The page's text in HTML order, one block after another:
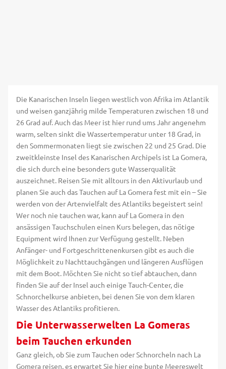
Die Kanarischen Inseln liegen westlich von Afrika im Atlantik
und weisen ganzjährig milde Temperaturen zwischen 18 und
26 Grad auf. Auch das Meer ist hier rund ums Jahr angenehm
warm, selten sinkt die Wassertemperatur unter 18 Grad, in
den Sommermonaten liegt sie zwischen 22 und 25 Grad. Die
zweitkleinste Insel des Kanarischen Archipels ist La Gomera,
die sich durch eine besonders gute Wasserqualität
auszeichnet. Reisen Sie mit alltours in den Aktivurlaub und
planen Sie auch das Tauchen auf La Gomera fest mit ein – Sie
werden von der Artenvielfalt des Atlantiks begeistert sein!
Wer noch nie tauchen war, kann auf La Gomera in den
ansässigen Tauchschulen einen Kurs belegen, das nötige
Equipment wird Ihnen zur Verfügung gestellt. Neben
Anfänger- und Fortgeschrittenenkursen gibt es auch die
Möglichkeit zu Nachttauchgängen und längeren Ausflügen
mit dem Boot. Möchten Sie nicht so tief abtauchen, dann
finden Sie auf der Insel auch einige Tauch-Center, die
Schnorchelkurse anbieten, bei denen Sie von dem klaren
Wasser des Atlantiks profitieren.
Die Unterwasserwelten La Gomeras
beim Tauchen erkunden
Ganz gleich, ob Sie zum Tauchen oder Schnorcheln nach La
Gomera reisen, es erwartet Sie hier eine bunte Meereswelt